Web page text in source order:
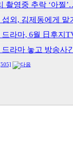
촬영중 추락 ‘아찔
외, 김제동에게 맡
라마, 6월 日후지
라마 놓고 방송사